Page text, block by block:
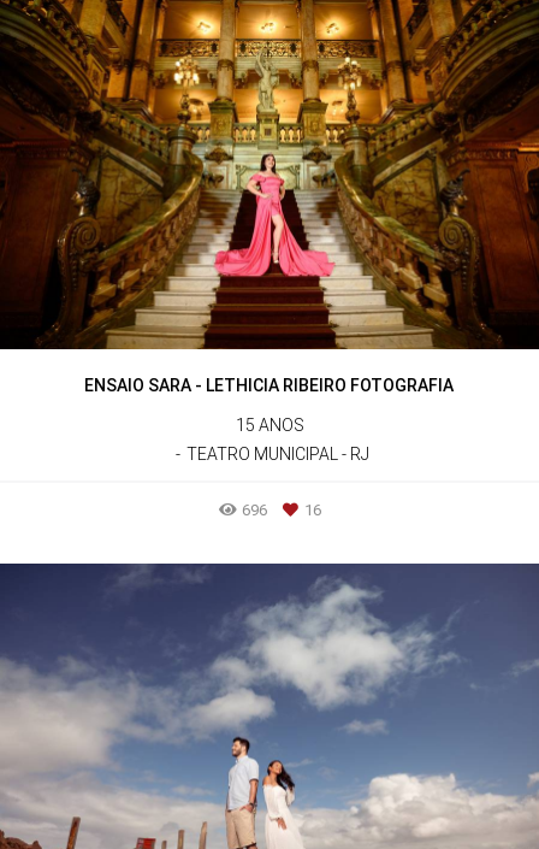
ENSAIO SARA - LETHICIA RIBEIRO FOTOGRAFIA
15 ANOS
TEATRO MUNICIPAL - RJ
696 16